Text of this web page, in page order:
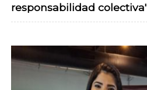
responsabilidad colectiva'